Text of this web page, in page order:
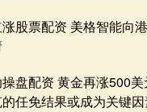
股票配资 美格智能向
盘配资 黄金再涨500
任免结果或成为关键